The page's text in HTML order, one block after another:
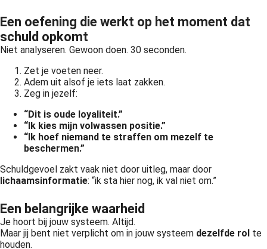
Een oefening die werkt op het moment dat
schuld opkomt
Niet analyseren. Gewoon doen. 30 seconden.
Zet je voeten neer.
Adem uit alsof je iets laat zakken.
Zeg in jezelf:
“Dit is oude loyaliteit.”
“Ik kies mijn volwassen positie.”
“Ik hoef niemand te straffen om mezelf te
beschermen.”
Schuldgevoel zakt vaak niet door uitleg, maar door
lichaamsinformatie: “ik sta hier nog, ik val niet om.”
Een belangrijke waarheid
Je hoort bij jouw systeem. Altijd.
Maar jij bent niet verplicht om in jouw systeem dezelfde rol te
houden.